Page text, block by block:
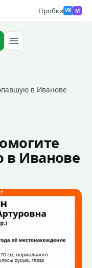
Пробки VK M
в Иванове
в Иванове